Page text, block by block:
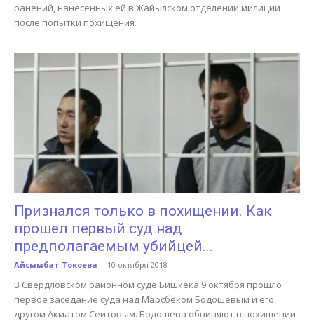
ранений, нанесенных ей в Жайылском отделении милиции
после попытки похищения.
Признался только в похищении. Как
прошел первый суд над
предполагаемым убийцей...
Айсымбат Токоева - 10 октября 2018
В Свердловском районном суде Бишкека 9 октября прошло
первое заседание суда над Марсбеком Бодошевым и его
другом Акматом Сеитовым. Бодошева обвиняют в похищении